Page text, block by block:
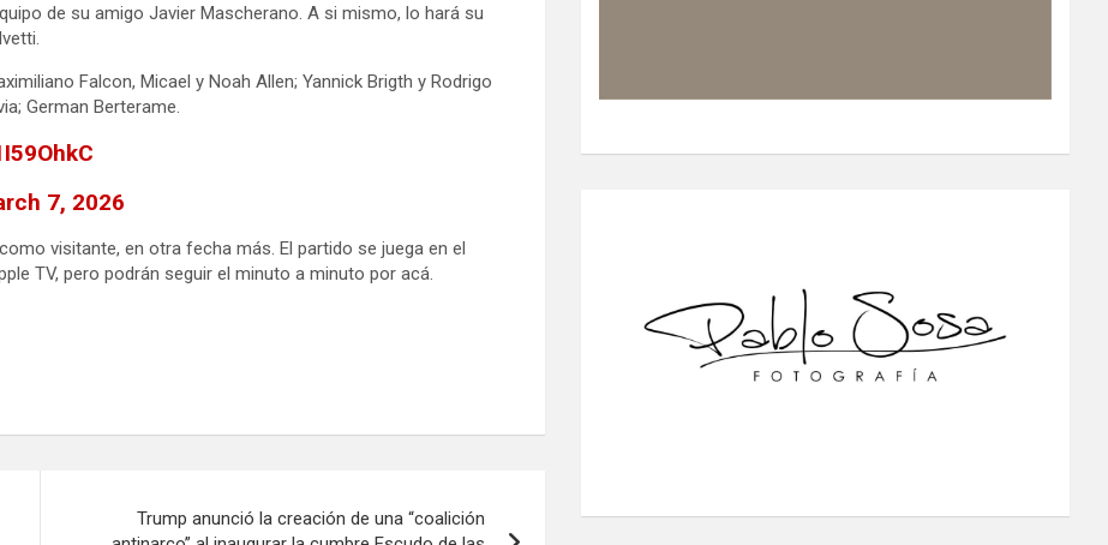
de su amigo Javier Mascherano. A si mismo, lo hará su
Falcon, Micael y Noah Allen; Yannick Brigth y Rodrigo
German Berterame.
7, 2026
visitante, en otra fecha más. El partido se juega en el
TV, pero podrán seguir el minuto a minuto por acá.
Trump anunció la creación de una “coalición